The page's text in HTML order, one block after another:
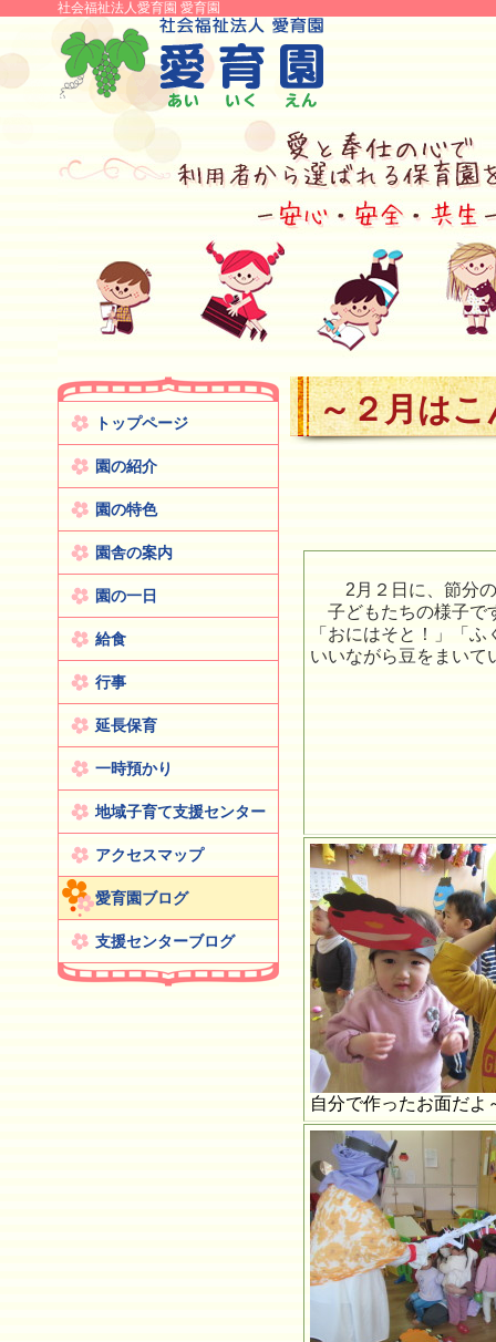
社会福祉法人愛育園 愛育園
トップページ
園の紹介
園の特色
園舎の案内
園の一日
給食
行事
延長保育
一時預かり
地域子育て支援センター
アクセスマップ
愛育園ブログ
支援センターブログ
～２月は
2月２日に、節分の
子どもたちの様子で
「おにはそと！」「
いいながら豆をまいて
自分で作ったお面だよ